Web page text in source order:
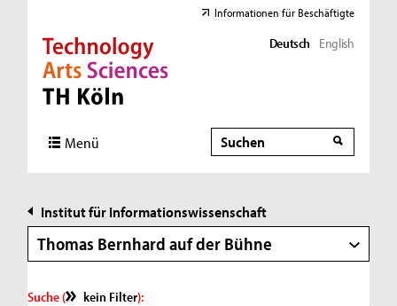
Direkt zur Hauptnavigation
Direkt zur Subnavigation
Direkt zum Inhalt
Direkt zum Fußbereich
Informationen für Beschäftigte
Deutsch English
Menü Suche
Suche
Institut für Informationswissenschaft
Thomas Bernhard auf der Bühne
Suche ( kein Filter):